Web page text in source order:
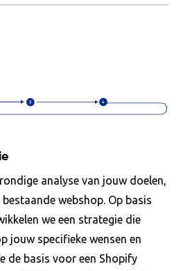
analyse van jouw doelen,
webshop. Op basis
we een strategie die
jouw specifieke wensen en
de basis voor een Shopify